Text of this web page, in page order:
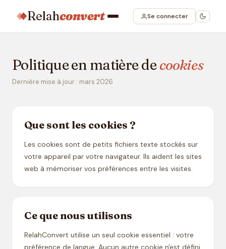
Relahconvert Se connecter
Politique en matière decookies
Dernière mise à jour : mars 2026
Que sont les cookies ?
Les cookies sont de petits fichiers texte stockés sur
votre appareil par votre navigateur. Ils aident les sites
web à mémoriser vos préférences entre les visites.
Ce que nous utilisons
RelahConvert utilise un seul cookie essentiel : votre
préférence de langue. Aucun autre cookie n'est défini.